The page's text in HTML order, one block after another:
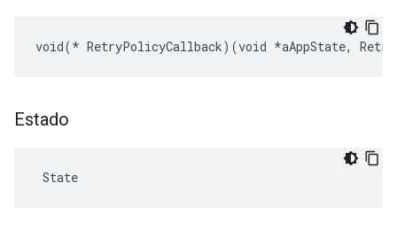
void(* RetryPolicyCallback)(void *aAppState,
Estado
State